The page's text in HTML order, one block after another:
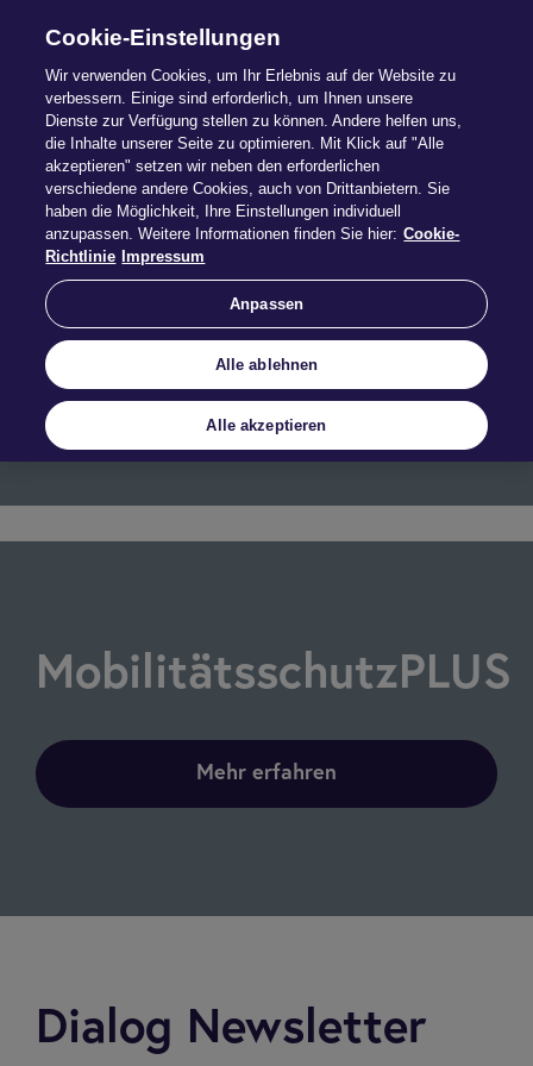
Kfz-Schutzbrief
Mehr erfahren
MobilitätsschutzPLUS
Mehr erfahren
Dialog Newsletter
Cookie-Einstellungen
Wir verwenden Cookies, um Ihr Erlebnis auf der Website zu
verbessern. Einige sind erforderlich, um Ihnen unsere
Dienste zur Verfügung stellen zu können. Andere helfen uns,
die Inhalte unserer Seite zu optimieren. Mit Klick auf "Alle
akzeptieren" setzen wir neben den erforderlichen
verschiedene andere Cookies, auch von Drittanbietern. Sie
haben die Möglichkeit, Ihre Einstellungen individuell
anzupassen. Weitere Informationen finden Sie hier: Cookie-
Richtlinie Impressum
Anpassen
Alle ablehnen
Alle akzeptieren